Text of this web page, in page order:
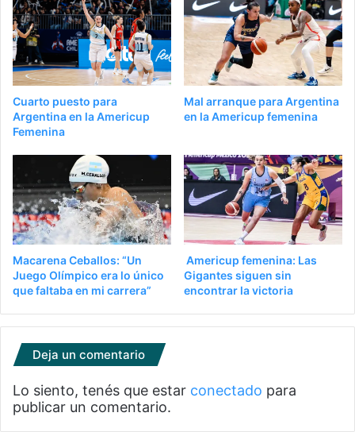
Cuarto puesto para
Argentina en la Americup
Femenina
Mal arranque para Argentina
en la Americup femenina
Macarena Ceballos: “Un
Juego Olímpico era lo único
que faltaba en mi carrera”
Americup femenina: Las
Gigantes siguen sin
encontrar la victoria
Deja un comentario
Lo siento, tenés que estar conectado para
publicar un comentario.